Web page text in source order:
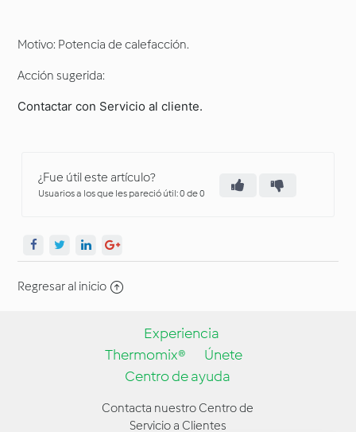
Motivo: Potencia de calefacción.
Acción sugerida:
Contactar con Servicio al cliente.
¿Fue útil este artículo?
Usuarios a los que les pareció útil: 0 de 0
Regresar al inicio
Experiencia
Thermomix®
Únete
Centro de ayuda
Contacta nuestro Centro de
Servicio a Clientes